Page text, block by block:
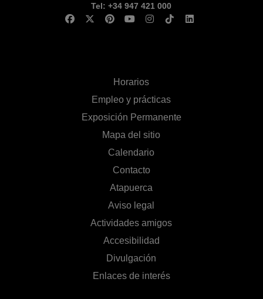
Tel: +34 947 421 000
Horarios
Empleo y prácticas
Exposición Permanente
Mapa del sitio
Calendario
Contacto
Atapuerca
Aviso legal
Actividades amigos
Accesibilidad
Divulgación
Enlaces de interés